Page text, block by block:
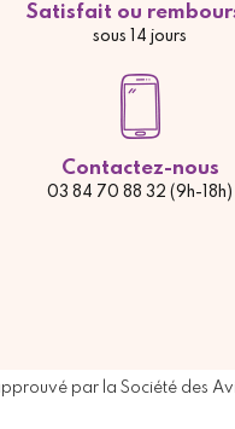
Satisfait ou
sous 14 jours
Contactez-nous
03 84 70 88 32 (9h-18h)
par la Société des